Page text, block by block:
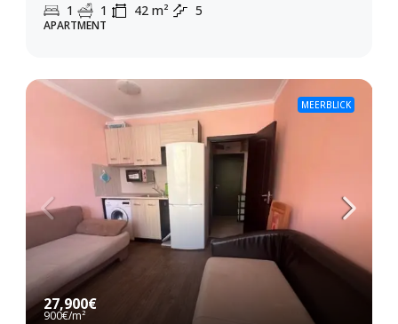
1 1 42 m² 5
APARTMENT
MEERBLICK
27,900€
900€/m²